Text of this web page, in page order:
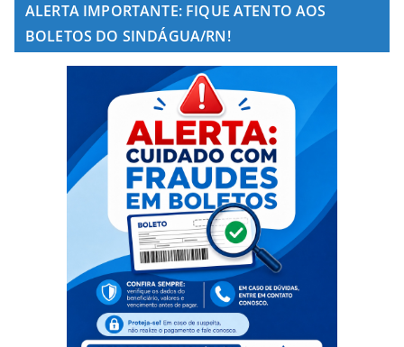
ALERTA IMPORTANTE: FIQUE ATENTO AOS
BOLETOS DO SINDÁGUA/RN!